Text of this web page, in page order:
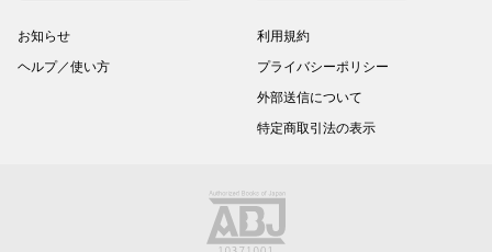
お知らせ
ヘルプ／使い方
利用規約
プライバシーポリシー
外部送信について
特定商取引法の表示